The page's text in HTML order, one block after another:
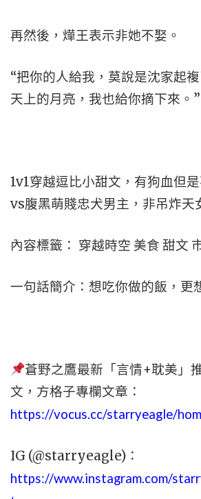
再然後，燁王表示非她不娶。
“把你的人給我，莫說是沈家起
天上的月亮，我也給你摘下來。”
1v1穿越逗比小甜文，有狗血但
vs腹黑萌賤忠犬男主，非吊炸天
內容標籤： 穿越時空 美食 甜文
一句話簡介：想吃你做的飯，更
蒼野之鷹最新「言情+耽美」
文， 方格子專欄文章：
https://vocus.cc/starryeagle/
IG (@starryeagle)：
https://www.instagram.com/